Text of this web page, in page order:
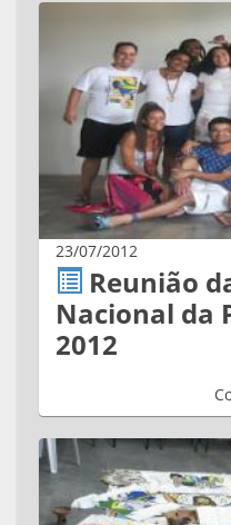
23/07/2012
Reunião
Nacional da
2012